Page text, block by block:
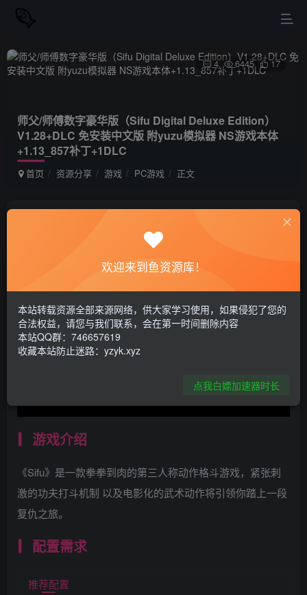
师父/师傅数字豪华版（Sifu Digital Deluxe Edition）
V1.28+DLC 免安装中文版 附yuzu模拟器 NS游戏本体
+1.13_857补丁+1DLC
首页 资源分享 游戏 PC游戏 正文
4 6445 17
私信
游戏介绍
《Sifu》是一款拳拳到肉的第三人称动作格斗游戏，紧张刺
激的功夫打斗机制 以及电影化的武术动作将引领你踏上一段
复仇之旅。
配置需求
推荐配置
欢迎来到鱼资源库！
本站转载资源全部来源网络，供大家学习使用，如果侵犯了您的
合法权益，请您与我们联系，会在第一时间删除内容
本站QQ群：746657619
收藏本站防止迷路：yzyk.xyz
点我白嫖加速器时长